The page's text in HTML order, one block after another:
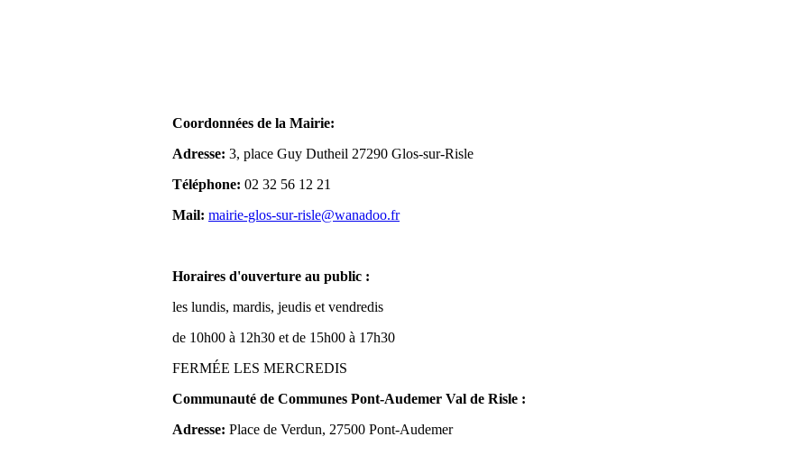
Coordonnées de la Mairie:
Adresse: 3, place Guy Dutheil 27290 Glos-sur-Risle
Téléphone: 02 32 56 12 21
Mail: mairie-glos-sur-risle@wanadoo.fr
Horaires d'ouverture au public :
les lundis, mardis, jeudis et vendredis
de 10h00 à 12h30 et de 15h00 à 17h30
FERMÉE LES MERCREDIS
Communauté de Communes Pont-Audemer Val de Risle :
Adresse: Place de Verdun, 27500 Pont-Audemer